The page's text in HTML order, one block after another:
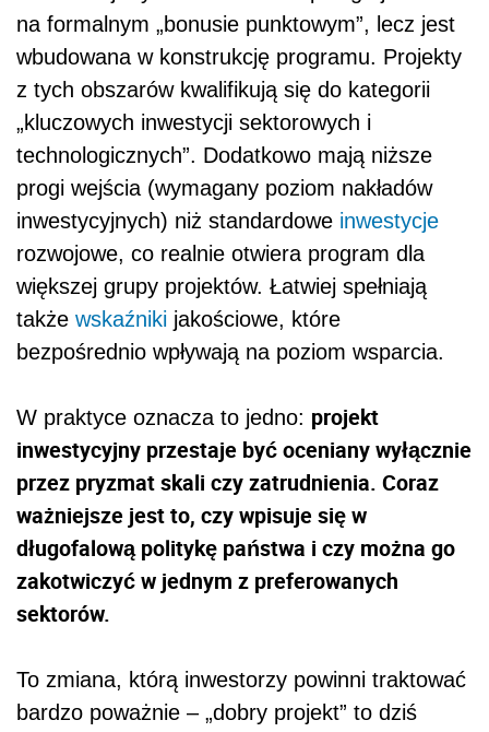
na formalnym „bonusie punktowym”, lecz jest
wbudowana w konstrukcję programu. Projekty
z tych obszarów kwalifikują się do kategorii
„kluczowych inwestycji sektorowych i
technologicznych”. Dodatkowo mają niższe
progi wejścia (wymagany poziom nakładów
inwestycyjnych) niż standardowe inwestycje
rozwojowe, co realnie otwiera program dla
większej grupy projektów. Łatwiej spełniają
także wskaźniki jakościowe, które
bezpośrednio wpływają na poziom wsparcia.
W praktyce oznacza to jedno: projekt
inwestycyjny przestaje być oceniany wyłącznie
przez pryzmat skali czy zatrudnienia. Coraz
ważniejsze jest to, czy wpisuje się w
długofalową politykę państwa i czy można go
zakotwiczyć w jednym z preferowanych
sektorów.
To zmiana, którą inwestorzy powinni traktować
bardzo poważnie – „dobry projekt” to dziś